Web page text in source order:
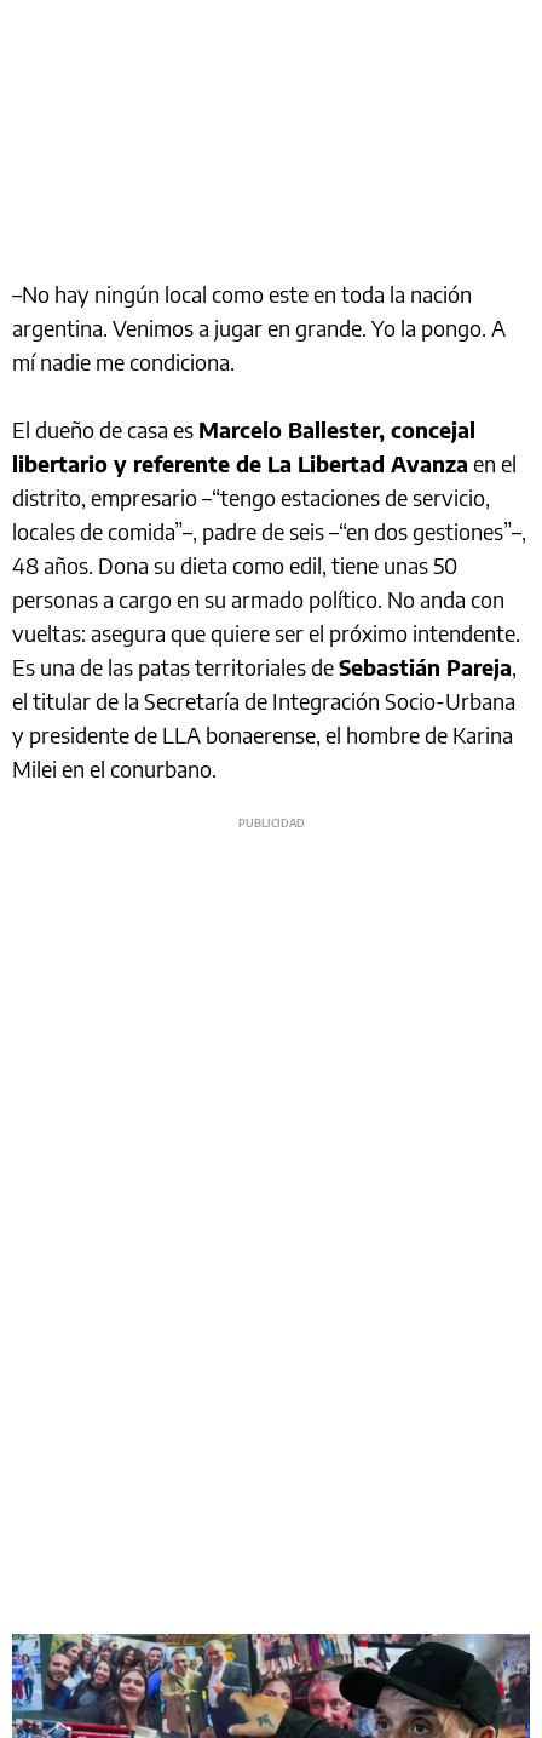
–No hay ningún local como este en toda la nación
argentina. Venimos a jugar en grande. Yo la pongo. A
mí nadie me condiciona.
El dueño de casa es Marcelo Ballester, concejal
libertario y referente de La Libertad Avanza en el
distrito, empresario –“tengo estaciones de servicio,
locales de comida”–, padre de seis –“en dos gestiones”–,
48 años. Dona su dieta como edil, tiene unas 50
personas a cargo en su armado político. No anda con
vueltas: asegura que quiere ser el próximo intendente.
Es una de las patas territoriales deSebastián Pareja,
el titular de la Secretaría de Integración Socio-Urbana
y presidente de LLA bonaerense, el hombre de Karina
Milei en el conurbano.